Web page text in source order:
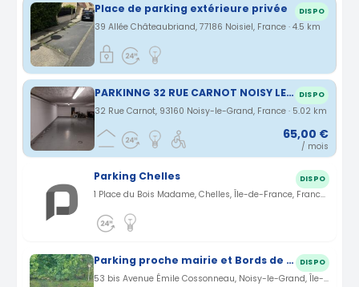
Place de parking extérieure privée DISPO
39 Allée Châteaubriand, 77186 Noisiel, France · 4.5 km
PARKINNG 32 RUE CARNOT NOISY LE GRAND DISPO
32 Rue Carnot, 93160 Noisy-le-Grand, France · 5.02 km
65,00 €
/ mois
Parking Chelles DISPO
1 Place du Bois Madame, Chelles, Île-de-France, France · 1.13 km
Parking proche mairie et Bords de Marne à Noisy-le-Grand DISPO
53 bis Avenue Émile Cossonneau, Noisy-le-Grand, Île-de-France, France · 3.1 km